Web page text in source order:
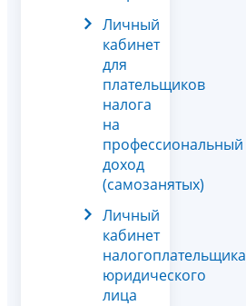
Личный
кабинет
для
плательщиков
налога
на
профессиональный
доход
(самозанятых)
Личный
кабинет
налогоплательщика
юридического
лица